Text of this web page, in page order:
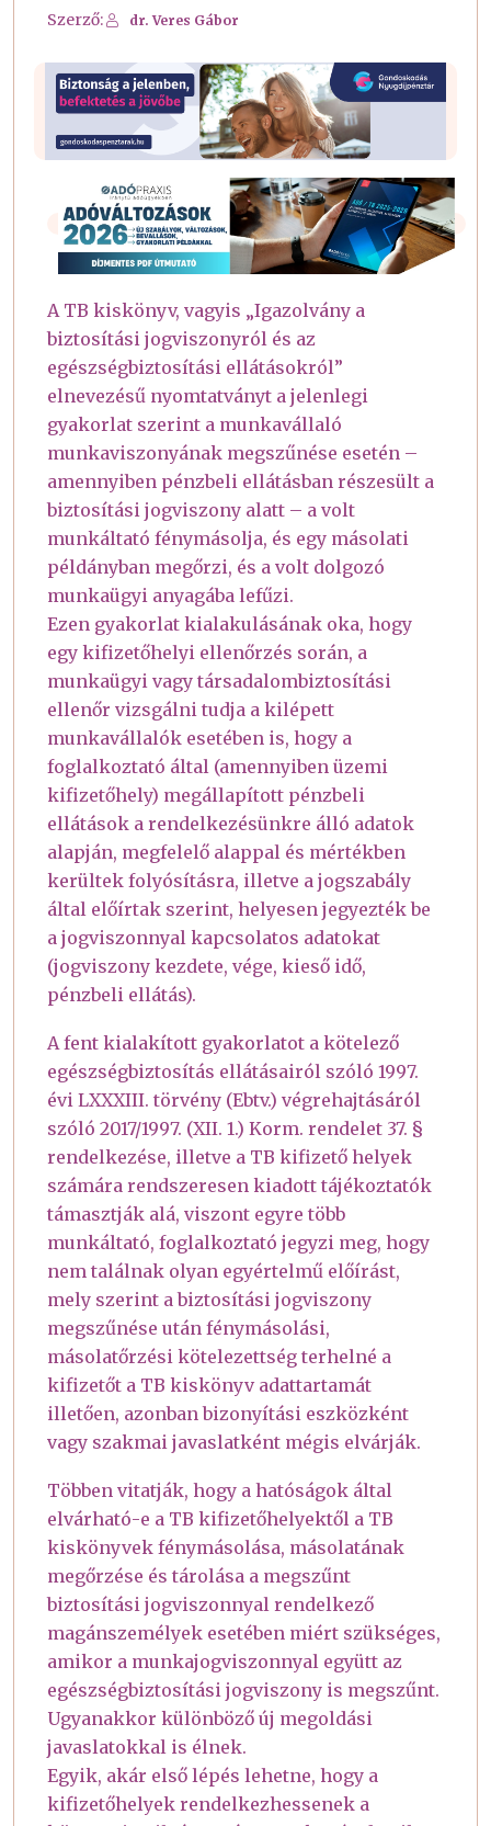
Szerző: dr. Veres Gábor
A TB kiskönyv, vagyis „Igazolvány a
biztosítási jogviszonyról és az
egészségbiztosítási ellátásokról”
elnevezésű nyomtatványt a jelenlegi
gyakorlat szerint a munkavállaló
munkaviszonyának megszűnése esetén –
amennyiben pénzbeli ellátásban részesült a
biztosítási jogviszony alatt – a volt
munkáltató fénymásolja, és egy másolati
példányban megőrzi, és a volt dolgozó
munkaügyi anyagába lefűzi.
Ezen gyakorlat kialakulásának oka, hogy
egy kifizetőhelyi ellenőrzés során, a
munkaügyi vagy társadalombiztosítási
ellenőr vizsgálni tudja a kilépett
munkavállalók esetében is, hogy a
foglalkoztató által (amennyiben üzemi
kifizetőhely) megállapított pénzbeli
ellátások a rendelkezésünkre álló adatok
alapján, megfelelő alappal és mértékben
kerültek folyósításra, illetve a jogszabály
által előírtak szerint, helyesen jegyezték be
a jogviszonnyal kapcsolatos adatokat
(jogviszony kezdete, vége, kieső idő,
pénzbeli ellátás).
A fent kialakított gyakorlatot a kötelező
egészségbiztosítás ellátásairól szóló 1997.
évi LXXXIII. törvény (Ebtv.) végrehajtásáról
szóló 2017/1997. (XII. 1.) Korm. rendelet 37. §
rendelkezése, illetve a TB kifizető helyek
számára rendszeresen kiadott tájékoztatók
támasztják alá, viszont egyre több
munkáltató, foglalkoztató jegyzi meg, hogy
nem találnak olyan egyértelmű előírást,
mely szerint a biztosítási jogviszony
megszűnése után fénymásolási,
másolatőrzési kötelezettség terhelné a
kifizetőt a TB kiskönyv adattartamát
illetően, azonban bizonyítási eszközként
vagy szakmai javaslatként mégis elvárják.
Többen vitatják, hogy a hatóságok által
elvárható-e a TB kifizetőhelyektől a TB
kiskönyvek fénymásolása, másolatának
megőrzése és tárolása a megszűnt
biztosítási jogviszonnyal rendelkező
magánszemélyek esetében miért szükséges,
amikor a munkajogviszonnyal együtt az
egészségbiztosítási jogviszony is megszűnt.
Ugyanakkor különböző új megoldási
javaslatokkal is élnek.
Egyik, akár első lépés lehetne, hogy a
kifizetőhelyek rendelkezhessenek a